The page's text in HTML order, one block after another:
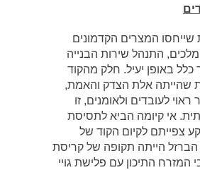
המצרים הקדמונים
התנהל שירות הבנייה
כלל באופן יעיל. חלק מהקוד
שהייתה אלת הצדק והאמת,
לעובדים ולאומנים, זו
אי קיומה הביא לתסיסת
צפייתם לקיום הקוד של
הייתה תקופה של קריסת
המזרח התיכון עם פלישת גויי